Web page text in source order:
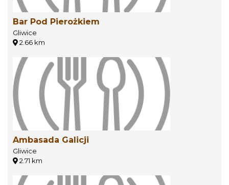
Bar Pod Pierożkiem
Gliwice
2.66 km
Ambasada Galicji
Gliwice
2.71 km